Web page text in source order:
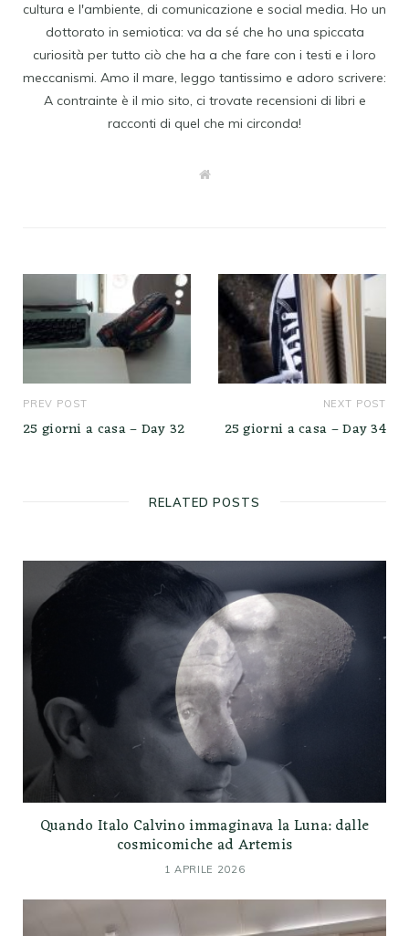
cultura e l'ambiente, di comunicazione e social media. Ho un
dottorato in semiotica: va da sé che ho una spiccata
curiosità per tutto ciò che ha a che fare con i testi e i loro
meccanismi. Amo il mare, leggo tantissimo e adoro scrivere:
A contrainte è il mio sito, ci trovate recensioni di libri e
racconti di quel che mi circonda!
W
PREV POST
25 giorni a casa – Day 32
NEXT POST
25 giorni a casa – Day 34
RELATED POSTS
Quando Italo Calvino immaginava la Luna: dalle
cosmicomiche ad Artemis
1 APRILE 2026